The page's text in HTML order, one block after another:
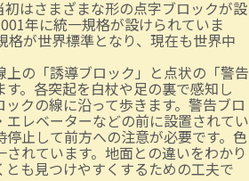
はさまざまな形の点字ブロックが設
年に統一規格が設けられていま
格が世界標準となり、現在も世界中
上の「誘導ブロック」と点状の「警告
。各突起を白杖や足の裏で感知し
クの線に沿って歩きます。警告ブロ
エレベーターなどの前に設置されてい
止して前方への注意が必要です。色
れています。地面との違いをわかり
も見つけやすくするための工夫で